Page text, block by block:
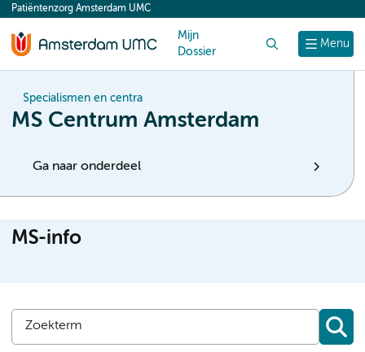
content
Menu
Patiëntenzorg Amsterdam UMC
Mijn
Dossier
Specialismen en centra
MS Centrum Amsterdam
Ga naar onderdeel
MS-info